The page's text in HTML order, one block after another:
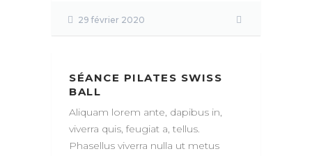
29 février 2020
SÉANCE PILATES SWISS
BALL
Aliquam lorem ante, dapibus in,
viverra quis, feugiat a, tellus.
Phasellus viverra nulla ut metus